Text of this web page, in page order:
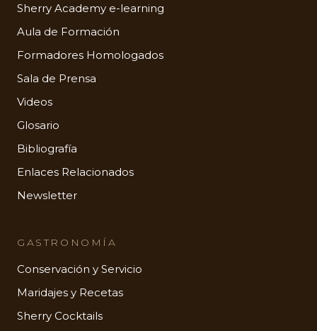
Sherry Academy e-learning
Aula de Formación
Formadores Homologados
Sala de Prensa
Videos
Glosario
Bibliografía
Enlaces Relacionados
Newsletter
GASTRONOMÍA
Conservación y Servicio
Maridajes y Recetas
Sherry Cocktails